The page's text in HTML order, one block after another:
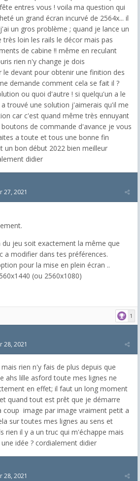
entres vous ! voila ma question qui
un grand écran incurvé de 2564x... il
un gros problème ; quand je lance un
très loin les rails le décor mais pas
de cabine !! même en reculant
rien n'y change je dois
le devant pour obtenir une finition des
demande comment cela se fait il ?
ou quoi d'autre ! si quelqu'un a le
trouvé une solution j'aimerais qu'il me
car c'est quand même très ennuyant
de commande d'avance je vous
a toute et tous une bonne fin
un bon début 2022 bien meilleur
didier
27, 2021
jeu soit exactement la même que
a modifier dans tes préférences.
pour la mise en plein écran ..
(ou 2560x1080)
1
28, 2021
rien n'y fais de plus depuis que
ahs lille asford toute mes lignes ne
en effet; il faut un long moment
quand tout est prêt que je démarre
coup image par image vraiment petit a
sur toutes mes lignes au sens et
rien il y a un truc qui m'échappe mais
idée ? cordialement didier
28, 2021